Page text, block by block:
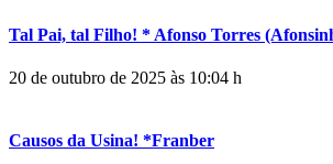
Tal Pai, tal Filho! * Afonso Torres
20 de outubro de 2025 às 10:04 h
Causos da Usina! *Franber